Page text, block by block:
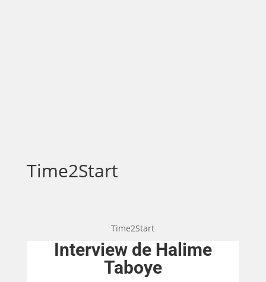
Time2Start
Time2Start
Interview de Halime
Taboye